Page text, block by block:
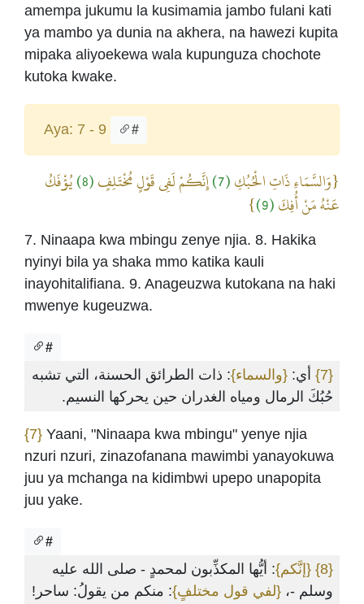
amempa jukumu la kusimamia jambo fulani kati
ya mambo ya dunia na akhera, na hawezi kupita
mipaka aliyoekewa wala kupunguza chochote
kutoka kwake.
Aya: 7 - 9 #
{وَالسَّمَاءِ ذَاتِ الْحُبُكِ(7) إِنَّكُمْ لَفِي قَوْلٍ مُخْتَلِفٍ(8) يُؤْفَكُ
عَنْهُ مَنْ أُفِكَ(9)
}
7. Ninaapa kwa mbingu zenye njia. 8. Hakika
nyinyi bila ya shaka mmo katika kauli
inayohitalifiana. 9. Anageuzwa kutokana na haki
mwenye kugeuzwa.
#
{7} أي: {والسماء}: ذات الطرائق الحسنة، التي تشبه
حُبُكَ الرمال ومياه الغدران حين يحركها النسيم.
{7} Yaani, "Ninaapa kwa mbingu" yenye njia
nzuri nzuri, zinazofanana mawimbi yanayokuwa
juu ya mchanga na kidimbwi upepo unapopita
juu yake.
#
{8} {إنَّكم}: أيُّها المكذِّبون لمحمدٍ - صلى الله عليه
وسلم -، {لفي قول مختلفٍ}: منكم من يقولُ: ساحر!